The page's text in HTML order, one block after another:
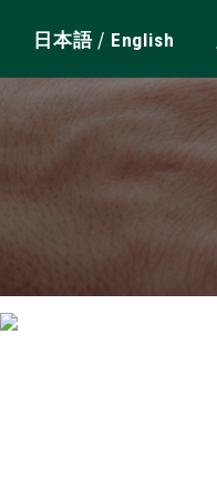
日本語/ English